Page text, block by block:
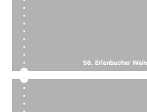
56. Erlenbacher